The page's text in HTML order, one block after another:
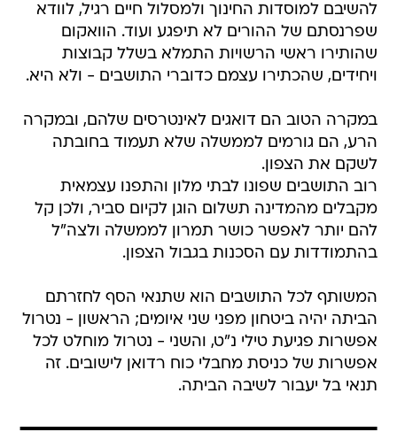
להשיבם למוסדות החינוך ולמסלול חיים רגיל, לוודא
שפרנסתם של ההורים לא תיפגע ועוד. הוואקום
שהותירו ראשי הרשויות התמלא בשלל קבוצות
ויחידים, שהכתירו עצמם כדוברי התושבים - ולא היא.
במקרה הטוב הם דואגים לאינטרסים שלהם, ובמקרה
הרע, הם גורמים לממשלה שלא תעמוד בחובתה
לשקם את הצפון.
רוב התושבים שפונו לבתי מלון והתפנו עצמאית
מקבלים מהמדינה תשלום הוגן לקיום סביר, ולכן קל
להם יותר לאפשר כושר תמרון לממשלה ולצה"ל
בהתמודדות עם הסכנות בגבול הצפון.
המשותף לכל התושבים הוא שתנאי הסף לחזרתם
הביתה יהיה ביטחון מפני שני איומים; הראשון - נטרול
אפשרות פגיעת טילי נ"ט, והשני - נטרול מוחלט לכל
אפשרות של כניסת מחבלי כוח רדואן לישובים. זה
תנאי בל יעבור לשיבה הביתה.